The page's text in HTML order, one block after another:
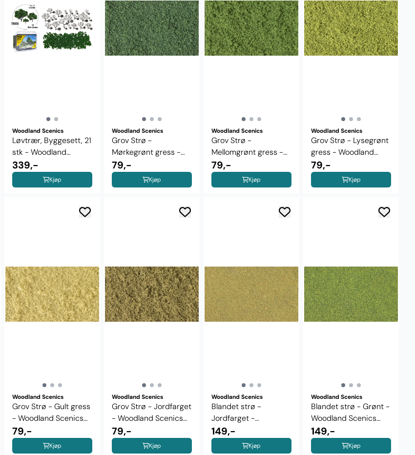
Woodland Scenics
Løvtrær, Byggesett, 21
stk - Woodland
Scenics ...
339,-
Kjøp
Woodland Scenics
Grov Strø -
Mørkegrønt gress -
Woodland Scenics ...
79,-
Kjøp
Woodland Scenics
Grov Strø -
Mellomgrønt gress -
Woodland Scenics ...
79,-
Kjøp
Woodland Scenics
Grov Strø - Lysegrønt
gress - Woodland
Scenics ...
79,-
Kjøp
Woodland Scenics
Grov Strø - Gult gress
- Woodland Scenics
T61
79,-
Kjøp
Woodland Scenics
Grov Strø - Jordfarget
- Woodland Scenics
T60
79,-
Kjøp
Woodland Scenics
Blandet strø -
Jordfarget -
Woodland Scenics
T50
149,-
Kjøp
Woodland Scenics
Blandet strø - Grønt -
Woodland Scenics
T49
149,-
Kjøp